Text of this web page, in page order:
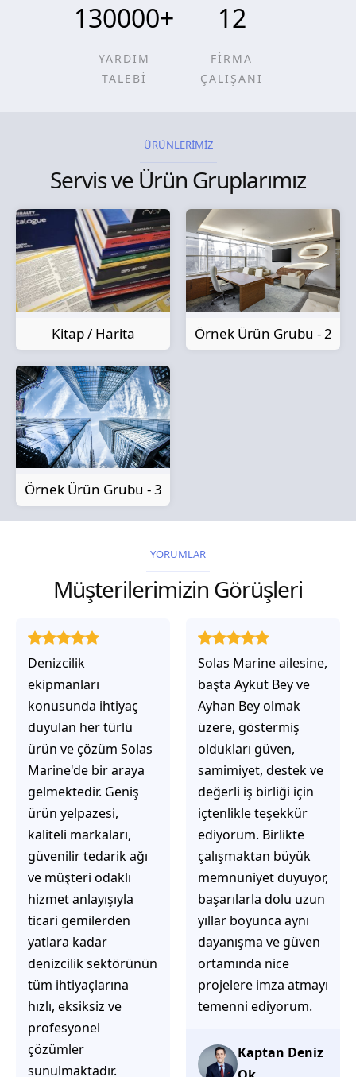
130000+
YARDIM
TALEBİ
12
FİRMA
ÇALIŞANI
ÜRÜNLERİMİZ
Servis ve Ürün Gruplarımız
Kitap / Harita Örnek Ürün Grubu - 2
Örnek Ürün Grubu - 3
YORUMLAR
Müşterilerimizin Görüşleri
Solas Marine ailesine,
başta Aykut Bey ve
Ayhan Bey olmak
üzere, göstermiş
oldukları güven,
samimiyet, destek ve
değerli iş birliği için
içtenlikle teşekkür
ediyorum. Birlikte
çalışmaktan büyük
memnuniyet duyuyor,
başarılarla dolu uzun
yıllar boyunca aynı
dayanışma ve güven
ortamında nice
projelere imza atmayı
temenni ediyorum.
Kaptan Deniz
Solas Marine ile
çalıştığınızda,
işlerinin gerçekten
çözüm üretmeye
odaklı olduğunu
hemen fark
ediyorsunuz.
İhtiyaçlarınıza hızlı ve
doğru çözümler
sunmaya çalışıyorlar.
Müşteri
memnuniyetini ön
planda tutan
yaklaşımları, ilgili
iletişimleri ve
güvenilir hizmet
anlayışları sayesinde
başarılı bir ekip
olduklarını